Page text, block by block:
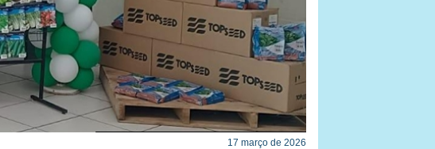
17 março de 2026